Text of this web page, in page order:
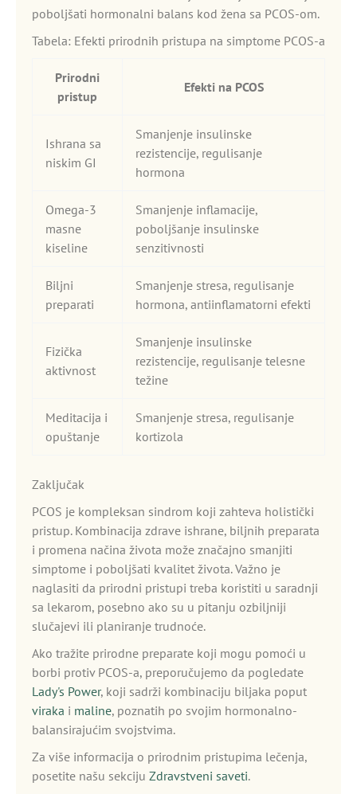
poboljšati hormonalni balans kod žena sa PCOS-om.
Tabela: Efekti prirodnih pristupa na simptome PCOS-a
Prirodni
pristup
Efekti na PCOS
Ishrana sa
niskim GI
Smanjenje insulinske
rezistencije, regulisanje
hormona
Omega-3
masne
kiseline
Smanjenje inflamacije,
poboljšanje insulinske
senzitivnosti
Biljni
preparati
Smanjenje stresa, regulisanje
hormona, antiinflamatorni efekti
Fizička
aktivnost
Smanjenje insulinske
rezistencije, regulisanje telesne
težine
Meditacija i
opuštanje
Smanjenje stresa, regulisanje
kortizola
Zaključak
PCOS je kompleksan sindrom koji zahteva holistički
pristup. Kombinacija zdrave ishrane, biljnih preparata
i promena načina života može značajno smanjiti
simptome i poboljšati kvalitet života. Važno je
naglasiti da prirodni pristupi treba koristiti u saradnji
sa lekarom, posebno ako su u pitanju ozbiljniji
slučajevi ili planiranje trudnoće.
Ako tražite prirodne preparate koji mogu pomoći u
borbi protiv PCOS-a, preporučujemo da pogledate
Lady's Power, koji sadrži kombinaciju biljaka poput
viraka i maline, poznatih po svojim hormonalno-
balansirajućim svojstvima.
Za više informacija o prirodnim pristupima lečenja,
posetite našu sekciju Zdravstveni saveti.